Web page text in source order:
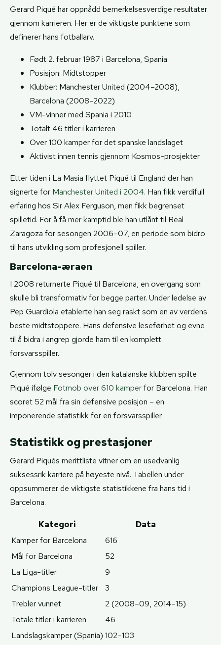
Gerard Piqué har oppnådd bemerkelsesverdige resultater
gjennom karrieren. Her er de viktigste punktene som
definerer hans fotballarv.
Født 2. februar 1987 i Barcelona, Spania
Posisjon: Midtstopper
Klubber: Manchester United (2004–2008),
Barcelona (2008–2022)
VM-vinner med Spania i 2010
Totalt 46 titler i karrieren
Over 100 kamper for det spanske landslaget
Aktivist innen tennis gjennom Kosmos-prosjekter
Etter tiden i La Masia flyttet Piqué til England der han
signerte for Manchester United i 2004. Han fikk verdifull
erfaring hos Sir Alex Ferguson, men fikk begrenset
spilletid. For å få mer kamptid ble han utlånt til Real
Zaragoza for sesongen 2006–07, en periode som bidro
til hans utvikling som profesjonell spiller.
Barcelona-æraen
I 2008 returnerte Piqué til Barcelona, en overgang som
skulle bli transformativ for begge parter. Under ledelse av
Pep Guardiola etablerte han seg raskt som en av verdens
beste midtstoppere. Hans defensive leseførhet og evne
til å bidra i angrep gjorde ham til en komplett
forsvarsspiller.
Gjennom tolv sesonger i den katalanske klubben spilte
Piqué ifølge Fotmob over 610 kamperfor Barcelona. Han
scoret 52 mål fra sin defensive posisjon – en
imponerende statistikk for en forsvarsspiller.
Statistikk og prestasjoner
Gerard Piqués merittliste vitner om en usedvanlig
suksessrik karriere på høyeste nivå. Tabellen under
oppsummerer de viktigste statistikkene fra hans tid i
Barcelona.
Kategori
Data
Kamper for Barcelona
616
Mål for Barcelona
52
La Liga-titler
9
Champions League-titler
3
Trebler vunnet
2 (2008–09, 2014–15)
Totale titler i karrieren
46
Landslagskamper (Spania) 102–103